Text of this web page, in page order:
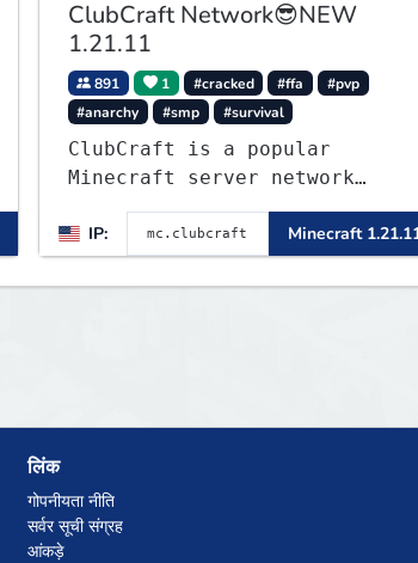
ClubCraft Network😎NEW
1.21.11
891 1 #cracked #ffa
#pvp
#anarchy
#smp #survival
ClubCraft is a popular
Minecraft server network
modes, including Survival,
Lifesteal, FFA BoxPVP,
SkyBlock, KitPVP and many
IP: Minecraft
लिंक
गोपनीयता नीति
सर्वर सूची संग्रह
आंकड़े